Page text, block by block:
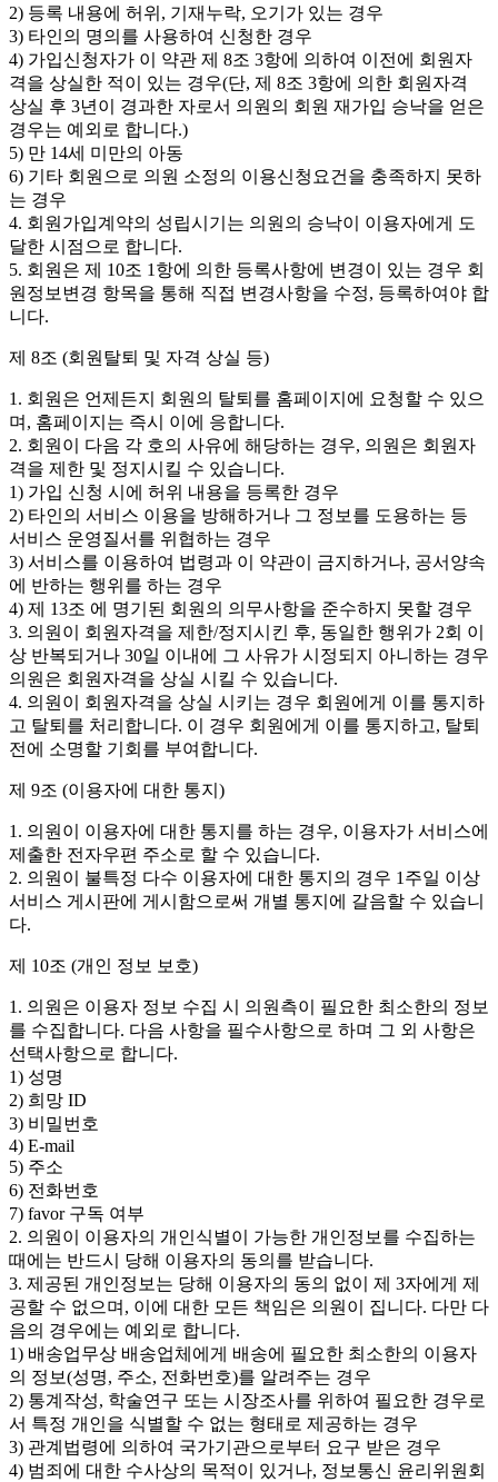
2) 등록 내용에 허위, 기재누락, 오기가 있는 경우
3) 타인의 명의를 사용하여 신청한 경우
4) 가입신청자가 이 약관 제 8조 3항에 의하여 이전에 회원자
격을 상실한 적이 있는 경우(단, 제 8조 3항에 의한 회원자격
상실 후 3년이 경과한 자로서 의원의 회원 재가입 승낙을 얻은
경우는 예외로 합니다.)
5) 만 14세 미만의 아동
6) 기타 회원으로 의원 소정의 이용신청요건을 충족하지 못하
는 경우
4. 회원가입계약의 성립시기는 의원의 승낙이 이용자에게 도
달한 시점으로 합니다.
5. 회원은 제 10조 1항에 의한 등록사항에 변경이 있는 경우 회
원정보변경 항목을 통해 직접 변경사항을 수정, 등록하여야 합
니다.
제 8조 (회원탈퇴 및 자격 상실 등)
1. 회원은 언제든지 회원의 탈퇴를 홈페이지에 요청할 수 있으
며, 홈페이지는 즉시 이에 응합니다.
2. 회원이 다음 각 호의 사유에 해당하는 경우, 의원은 회원자
격을 제한 및 정지시킬 수 있습니다.
1) 가입 신청 시에 허위 내용을 등록한 경우
2) 타인의 서비스 이용을 방해하거나 그 정보를 도용하는 등
서비스 운영질서를 위협하는 경우
3) 서비스를 이용하여 법령과 이 약관이 금지하거나, 공서양속
에 반하는 행위를 하는 경우
4) 제 13조 에 명기된 회원의 의무사항을 준수하지 못할 경우
3. 의원이 회원자격을 제한/정지시킨 후, 동일한 행위가 2회 이
상 반복되거나 30일 이내에 그 사유가 시정되지 아니하는 경우
의원은 회원자격을 상실 시킬 수 있습니다.
4. 의원이 회원자격을 상실 시키는 경우 회원에게 이를 통지하
고 탈퇴를 처리합니다. 이 경우 회원에게 이를 통지하고, 탈퇴
전에 소명할 기회를 부여합니다.
제 9조 (이용자에 대한 통지)
1. 의원이 이용자에 대한 통지를 하는 경우, 이용자가 서비스에
제출한 전자우편 주소로 할 수 있습니다.
2. 의원이 불특정 다수 이용자에 대한 통지의 경우 1주일 이상
서비스 게시판에 게시함으로써 개별 통지에 갈음할 수 있습니
다.
제 10조 (개인 정보 보호)
1. 의원은 이용자 정보 수집 시 의원측이 필요한 최소한의 정보
를 수집합니다. 다음 사항을 필수사항으로 하며 그 외 사항은
선택사항으로 합니다.
1) 성명
2) 희망 ID
3) 비밀번호
4) E-mail
5) 주소
6) 전화번호
7) favor 구독 여부
2. 의원이 이용자의 개인식별이 가능한 개인정보를 수집하는
때에는 반드시 당해 이용자의 동의를 받습니다.
3. 제공된 개인정보는 당해 이용자의 동의 없이 제 3자에게 제
공할 수 없으며, 이에 대한 모든 책임은 의원이 집니다. 다만 다
음의 경우에는 예외로 합니다.
1) 배송업무상 배송업체에게 배송에 필요한 최소한의 이용자
의 정보(성명, 주소, 전화번호)를 알려주는 경우
2) 통계작성, 학술연구 또는 시장조사를 위하여 필요한 경우로
서 특정 개인을 식별할 수 없는 형태로 제공하는 경우
3) 관계법령에 의하여 국가기관으로부터 요구 받은 경우
4) 범죄에 대한 수사상의 목적이 있거나, 정보통신 윤리위원회